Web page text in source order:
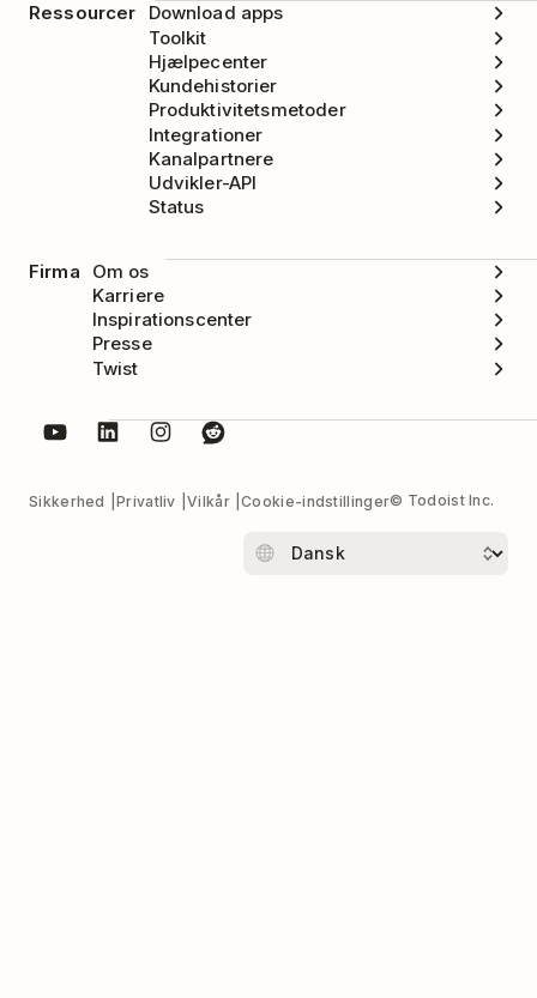
Ressourcer
Download apps
Toolkit
Hjælpecenter
Kundehistorier
Produktivitetsmetoder
Integrationer
Kanalpartnere
Udvikler-API
Status
Firma
Om os
Karriere
Inspirationscenter
Presse
Twist
Sikkerhed Privatliv Vilkår Cookie-indstillinger© Todoist Inc.